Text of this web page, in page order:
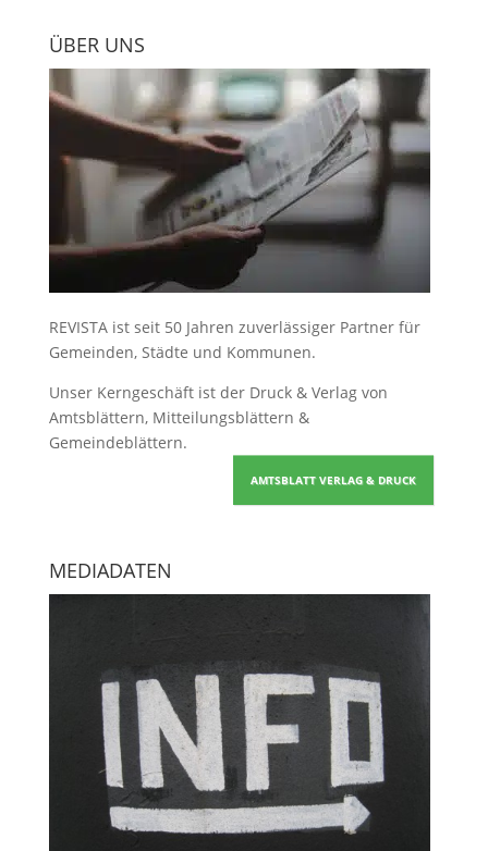
ÜBER UNS
REVISTA ist seit 50 Jahren zuverlässiger Partner für
Gemeinden, Städte und Kommunen.
Unser Kerngeschäft ist der Druck & Verlag von
Amtsblättern, Mitteilungsblättern &
Gemeindeblättern.
AMTSBLATT VERLAG & DRUCK
MEDIADATEN